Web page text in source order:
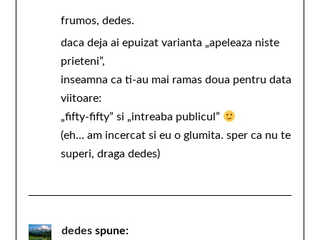
frumos, dedes.
daca deja ai epuizat varianta „apeleaza niste
prieteni”,
inseamna ca ti-au mai ramas doua pentru data
viitoare:
„fifty-fifty” si „intreaba publicul”
(eh… am incercat si eu o glumita. sper ca nu te
superi, draga dedes)
dedes spune: